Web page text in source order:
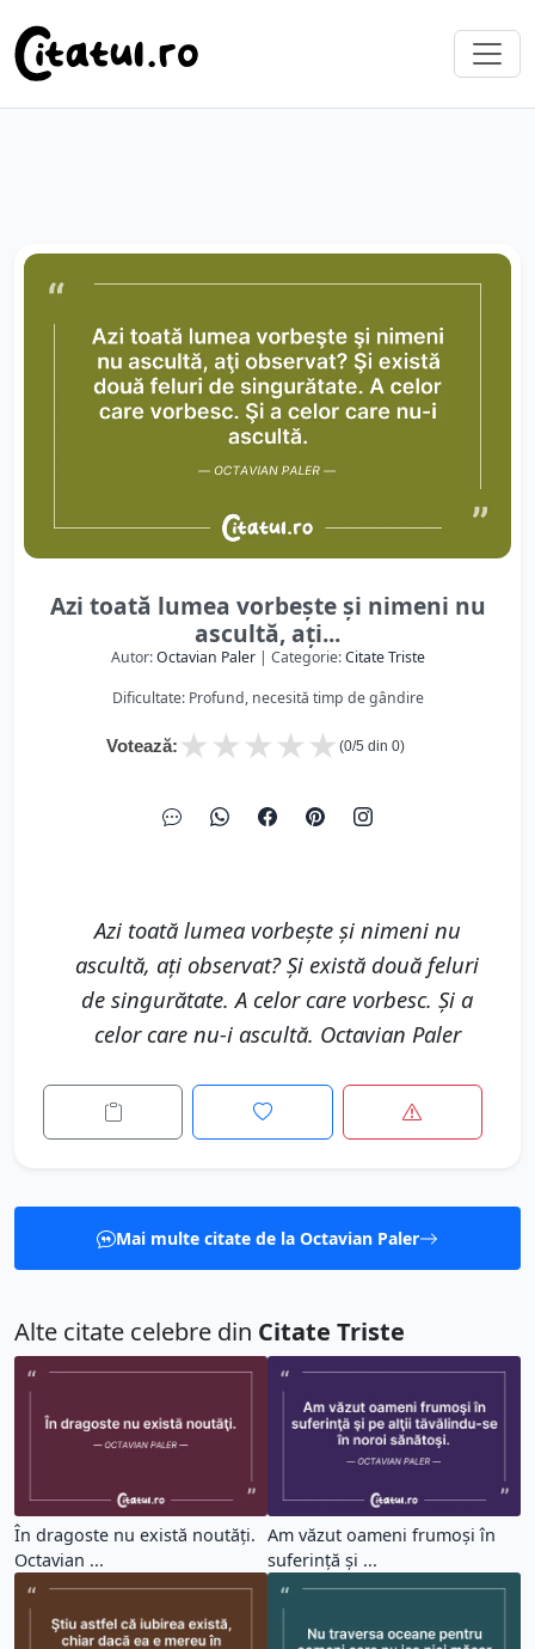
Azi toată lumea vorbeşte şi nimeni nu
ascultă, aţi...
Autor:Octavian Paler| Categorie:Citate Triste
Dificultate: Profund, necesită timp de gândire
Votează: ★
★
★
★
★ (0/5 din 0)
Azi toată lumea vorbeşte şi nimeni nu
ascultă, aţi observat? Şi există două feluri
de singurătate. A celor care vorbesc. Şi a
celor care nu-i ascultă. Octavian Paler
Mai multe citate de la Octavian Paler
Alte citate celebre din Citate Triste
În dragoste nu există noutăţi.
Octavian ...
Am văzut oameni frumoşi în
suferinţă şi ...